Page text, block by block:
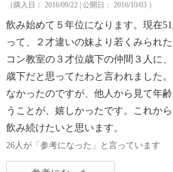
（購入日： 2016/09/22 | 公開日： 2016/10/03 ）
飲み始めて５年位になります。現在
って、２才違いの妹より若くみられ
コン教室の３才位歳下の仲間３人に
歳下だと思ってたわと言われました
なかったのですが、他人から見て年
うことが、嬉しかったです。これか
飲み続けたいと思います。
26人が「参考になった」と言っています